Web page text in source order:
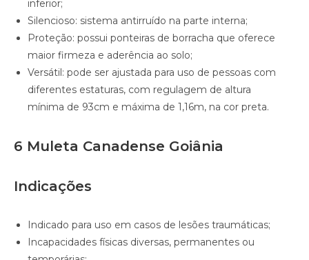
inferior;
Silencioso: sistema antirruído na parte interna;
Proteção: possui ponteiras de borracha que oferece
maior firmeza e aderência ao solo;
Versátil: pode ser ajustada para uso de pessoas com
diferentes estaturas, com regulagem de altura
mínima de 93cm e máxima de 1,16m, na cor preta.
6 Muleta Canadense Goiânia
Indicações
Indicado para uso em casos de lesões traumáticas;
Incapacidades físicas diversas, permanentes ou